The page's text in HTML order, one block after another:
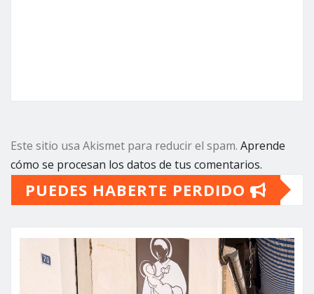
Este sitio usa Akismet para reducir el spam. Aprende
cómo se procesan los datos de tus comentarios.
PUEDES HABERTE PERDIDO